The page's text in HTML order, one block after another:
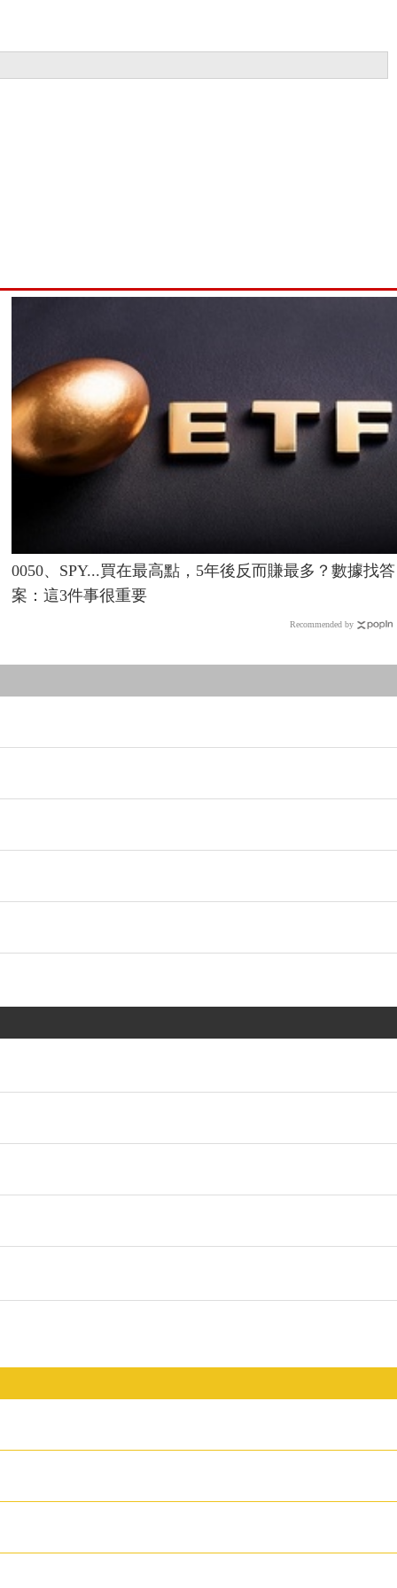
0050、SPY...買在最高點，5年後反而賺最多？數據找答
案：這3件事很重要
Recommended by